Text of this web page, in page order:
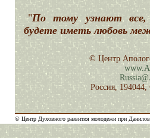
"По тому узнают
будете иметь любовь
© Центр
Россия, 194044,
© Центр Духовного развития молодежи при